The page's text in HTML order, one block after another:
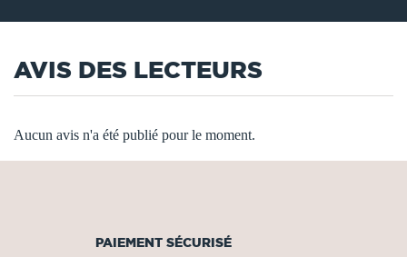
AVIS DES LECTEURS
Aucun avis n'a été publié pour le moment.
PAIEMENT SÉCURISÉ